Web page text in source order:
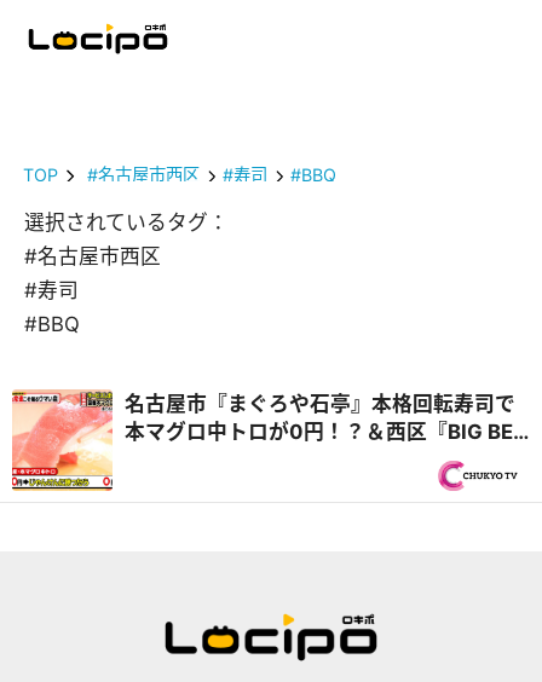
TOP #名古屋市西区 #寿司 #BBQ
選択されているタグ：
#名古屋市西区
#寿司
#BBQ
名古屋市『まぐろや石亭』本格回転寿司で
本マグロ中トロが0円！？＆西区『BIG BEN
DINER』自家製バンズの肉汁たっぷりバー